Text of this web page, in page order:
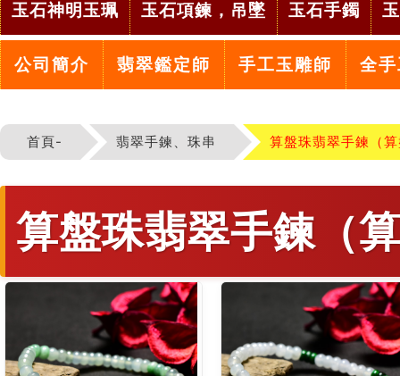
玉石神明玉珮 玉石項鍊，吊墜 玉石手鐲
公司簡介 翡翠鑑定師 手工玉雕師 全
首頁- 翡翠手鍊、珠串 算盤珠翡翠手鍊（
算盤珠翡翠手鍊（